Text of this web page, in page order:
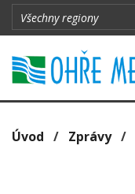
Úvod / Zprávy/